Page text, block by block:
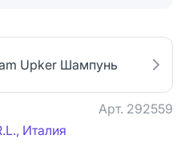
Upker Шампунь
Арт. 292559
Италия